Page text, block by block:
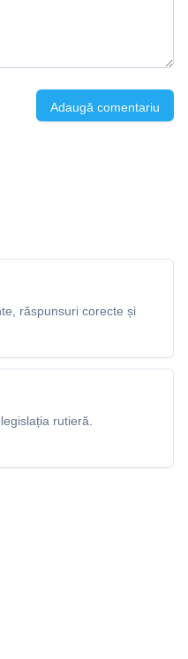
Adaugă comentariu
răspunsuri corecte și
rutieră.